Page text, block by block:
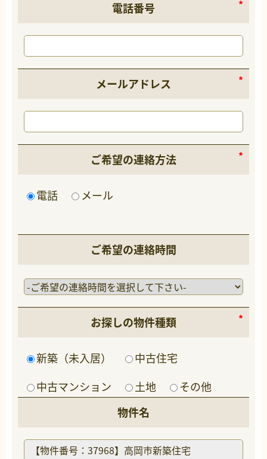
電話番号
メールアドレス
ご希望の連絡方法
電話 メール
ご希望の連絡時間
お探しの物件種類
新築（未入居）
中古住宅
中古マンション
土地
その他
物件名